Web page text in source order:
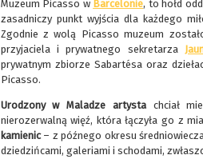
Muzeum Picasso w Barcelonie, to hołd
zasadniczy punkt wyjścia dla każdego
Zgodnie z wolą Picasso muzeum
przyjaciela i prywatnego sekretarza
prywatnym zbiorze Sabartésa oraz
Picasso.
Urodzony w Maladze artystachciał
nierozerwalną więź, która łączyła go z
kamienic – z późnego okresu
dziedzińcami, galeriami i schodami,